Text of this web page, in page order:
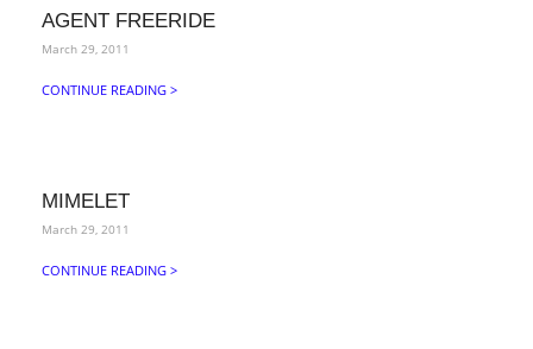
AGENT FREERIDE
March 29, 2011
CONTINUE READING >
MIMELET
March 29, 2011
CONTINUE READING >